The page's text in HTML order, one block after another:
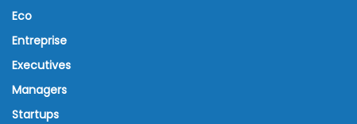
d’inspiration culturelle. À travers les modèles OVOP
One Village One Product
explore une nouvelle approche du développement
économique, fondée sur la valorisation des
ressources locales, la montée en gamme des
produits et l’ouverture vers les marchés